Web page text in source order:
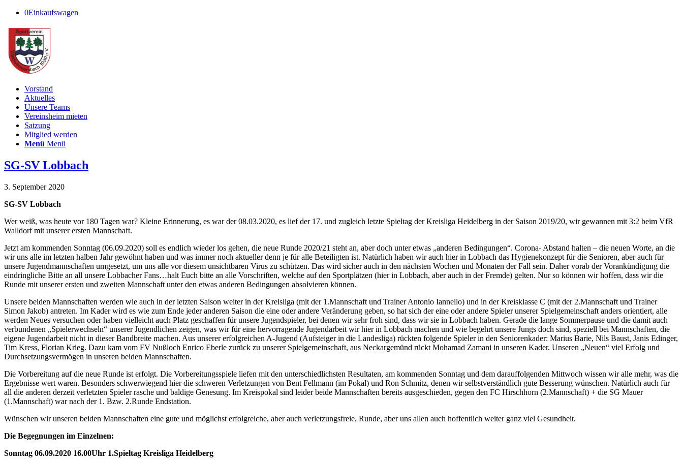
0Einkaufswagen
Vorstand
Aktuelles
Unsere Teams
Vereinsheim mieten
Satzung
Mitglied werden
Menü Menü
SG-SV Lobbach
3. September 2020
SG-SV Lobbach
Wer weiß, was heute vor 180 Tagen war? Kleine Erinnerung, es war der 08.03.2020, es lief der 17. und zugleich letzte Spieltag der Kreisliga Heidelberg in der Saison 2019/20, wir gewannen mit 3:2 beim VfR
Walldorf mit unserer ersten Mannschaft.
Jetzt am kommenden Sonntag (06.09.2020) soll es endlich wieder los gehen, die neue Runde 2020/21 steht an, aber doch unter etwas „anderen Bedingungen“. Corona- Abstand halten – die neuen Worte, an die
wir uns alle im letzten halben Jahr gewöhnt haben und was immer noch aktueller denn je für alle Beteiligten ist. Natürlich haben wir auch hier in Lobbach das Hygienekonzept für die Senioren, aber auch für
unsere Jugendmannschaften umgesetzt, um uns alle vor diesem unsichtbaren Virus zu schützen. Das wird sicher auch in den nächsten Wochen und Monaten der Fall sein. Daher vorab der Vorankündigung die
eindringliche Bitte an all unsere Lobbacher Fans…halt Euch bitte an alle Vorschriften, welche auf den Sportplätzen (hier in Lobbach, aber auch in der Fremde) gelten. Nur so können wir hoffen, dass wir die
Runde mit unserer ersten und zweiten Mannschaft unter den etwas anderen Bedingungen absolvieren können.
Unsere beiden Mannschaften werden wie auch in der letzten Saison weiter in der Kreisliga (mit der 1.Mannschaft und Trainer Antonio Iannello) und in der Kreisklasse C (mit der 2.Mannschaft und Trainer
Simon Jakob) antreten. Im Kader wird es wie zum Ende jeder anderen Saison die eine oder andere Veränderung geben, so hat sich der eine oder andere Spieler unserer Spielgemeinschaft anders orientiert, alle
werden Neues versuchen oder haben vielleicht auch Platz geschaffen für unsere Jugendspieler, bei denen wir sehr froh sind, dass wir sie in Lobbach haben. Gerade die lange Sommerpause und die damit auch
verbundenen „Spielerwechseln“ unserer Jugendlichen zeigen, was wir für eine hervorragende Jugendarbeit wir hier in Lobbach machen und wie begehrt unsere Jungs doch sind, speziell bei Mannschaften, die
eigene Jugendarbeit nicht in dieser Bandbreite machen. Aus unserer erfolgreichen A-Jugend (Aufsteiger in die Landesliga) rückten folgende Spieler in den Seniorenkader: Marius Barie, Nils Baust, Janis Edinger,
Tim Kress, Florian Krieg. Dazu kam vom FV Nußloch Enrico Eberle zurück zu unserer Spielgemeinschaft, aus Neckargemünd rückt Mohamad Zamani in unseren Kader. Unseren „Neuen“ viel Erfolg und
Durchsetzungsvermögen in unseren beiden Mannschaften.
Die Vorbereitung auf die neue Runde ist erfolgt. Die Vorbereitungsspiele liefen mit den unterschiedlichsten Resultaten, am kommenden Sonntag und dem darauffolgenden Mittwoch wissen wir alle mehr, was die
Ergebnisse wert waren. Besonders schwerwiegend hier die schweren Verletzungen von Bent Fellmann (im Pokal) und Ron Schmitz, denen wir selbstverständlich gute Besserung wünschen. Natürlich auch für
all die anderen derzeit verletzten Spieler rasche und baldige Genesung. Im Kreispokal sind leider beide Mannschaften bereits ausgeschieden, gegen den FC Hirschhorn (2.Mannschaft) + die SG Mauer
(1.Mannschaft) war nach der 1. Bzw. 2.Runde Endstation.
Wünschen wir unseren beiden Mannschaften eine gute und möglichst erfolgreiche, aber auch verletzungsfreie, Runde, aber uns allen auch hoffentlich weiter ganz viel Gesundheit.
Die Begegnungen im Einzelnen:
Sonntag 06.09.2020 16.00Uhr 1.Spieltag Kreisliga Heidelberg